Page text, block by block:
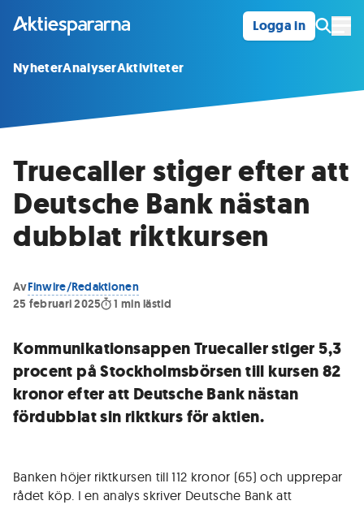
Logga in
NyheterAnalyserAktiviteter
Truecaller stiger efter att
Deutsche Bank nästan
dubblat riktkursen
AvFinwire/Redaktionen
25 februari 2025
1 min lästid
Kommunikationsappen Truecaller stiger 5,3
procent på Stockholmsbörsen till kursen 82
kronor efter att Deutsche Bank nästan
fördubblat sin riktkurs för aktien.
Banken höjer riktkursen till 112 kronor (65) och upprepar
rådet köp. I en analys skriver Deutsche Bank att